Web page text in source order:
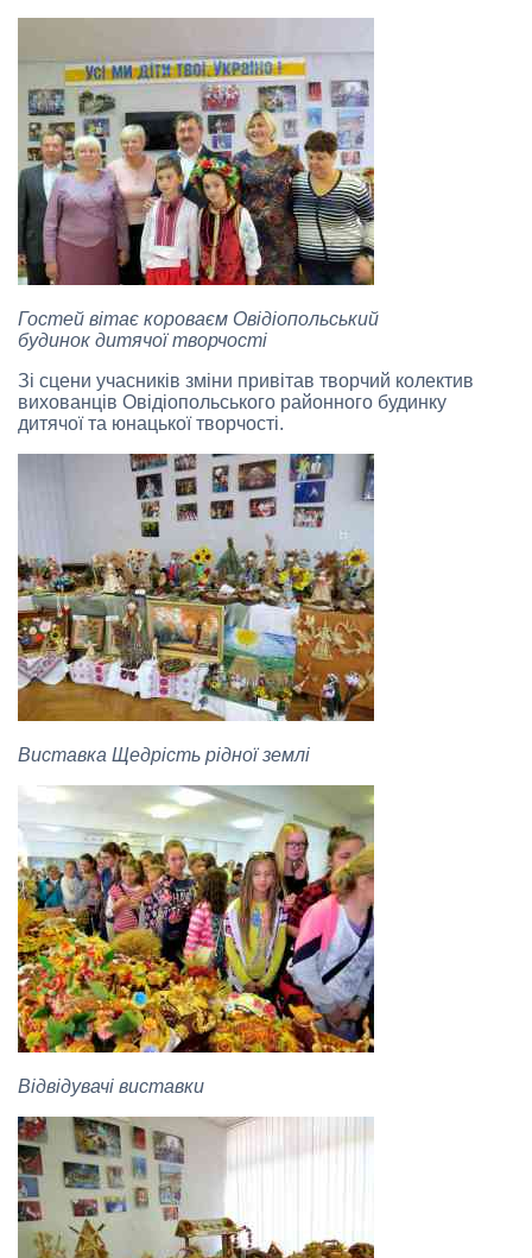
Гостей вітає короваєм Овідіопольський
будинок дитячої творчості
Зі сцени учасників зміни привітав творчий колектив
вихованців Овідіопольського районного будинку
дитячої та юнацької творчості.
Виставка Щедрість рідної землі
Відвідувачі виставки